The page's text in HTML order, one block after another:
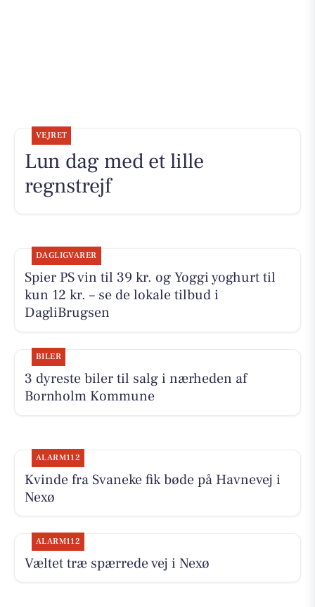
VEJRET
Lun dag med et lille
regnstrejf
DAGLIGVARER
Spier PS vin til 39 kr. og Yoggi yoghurt til
kun 12 kr. – se de lokale tilbud i
DagliBrugsen
BILER
3 dyreste biler til salg i nærheden af
Bornholm Kommune
ALARM112
Kvinde fra Svaneke fik bøde på Havnevej i
Nexø
ALARM112
Væltet træ spærrede vej i Nexø